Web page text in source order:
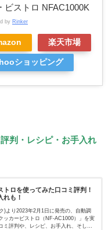
ビストロ NFAC1000K
by Rinker
楽天市場
ショッピング
判・レシピ・お手入れ
トロを使ってみた口コミ評判！
れも！
)より2023年2月1日に発売の、自動調
ッカービストロ（NF-AC1000）」を実
ミ評判や、レシピ、お手入れ、そして